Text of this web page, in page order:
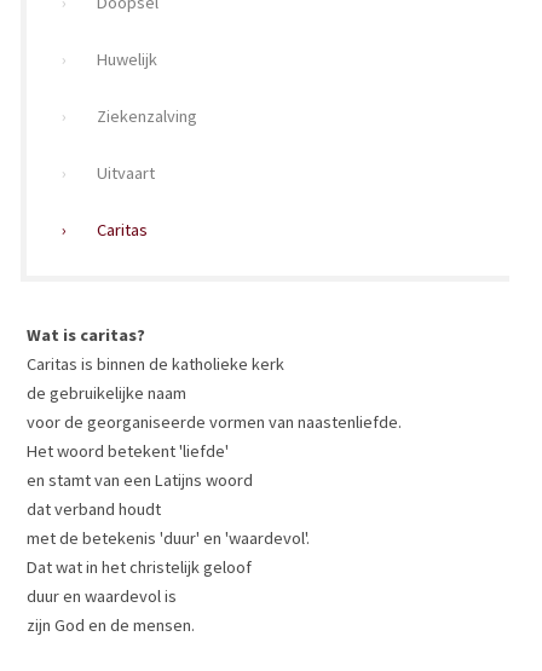
Huwelijk
Ziekenzalving
Uitvaart
Caritas
Wat is caritas?
Caritas is binnen de katholieke kerk
de gebruikelijke naam
voor de georganiseerde vormen van naastenliefde.
Het woord betekent 'liefde'
en stamt van een Latijns woord
dat verband houdt
met de betekenis 'duur' en 'waardevol'.
Dat wat in het christelijk geloof
duur en waardevol is
zijn God en de mensen.